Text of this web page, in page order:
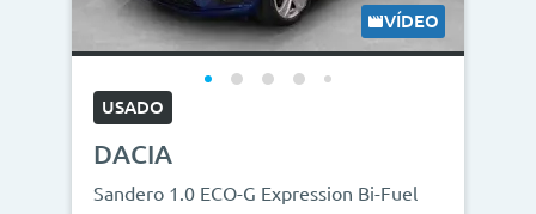
VÍDEO
USADO
DACIA
Sandero 1.0 ECO-G Expression Bi-Fuel